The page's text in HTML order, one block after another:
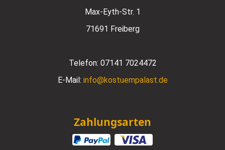
Max-Eyth-Str. 1
71691 Freiberg
Telefon: 07141 7024472
E-Mail: info@kostuempalast.de
Zahlungsarten